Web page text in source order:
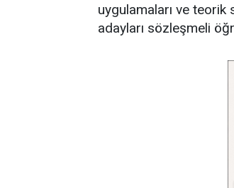
uygulamaları ve teorik
adayları sözleşmeli